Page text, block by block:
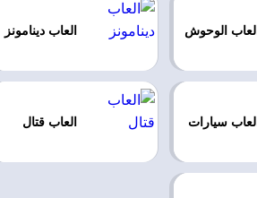
العاب الوحوش العاب دينامونز
العاب سيارات العاب قتال